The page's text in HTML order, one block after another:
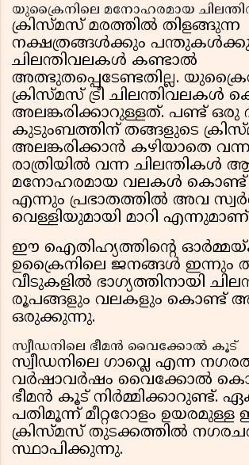
യുക്രൈനിലെ മനോഹരമായ
ക്രിസ്മസ് മരത്തിൽ തിളങ്ങുന്ന
നക്ഷത്രങ്ങൾക്കും
ചിലന്തിവലകൾ കണ്ടാൽ
അത്ഭുതപ്പെടേണ്ടതില്ല.
ക്രിസ്മസ് ട്രീ ചിലന്തിവലകൾ
അലങ്കരിക്കാറുള്ളത്. പണ്ട് ഒരു
കുടുംബത്തിന് തങ്ങളുടെ
അലങ്കരിക്കാൻ കഴിയാതെ
രാത്രിയിൽ വന്ന ചിലന്തികൾ
മനോഹരമായ വലകൾ
എന്നും പ്രഭാതത്തിൽ അവ
വെള്ളിയുമായി മാറി എന്നുമാണ്
ഈ ഐതിഹ്യത്തിന്റെ
ഉക്രൈനിലെ ജനങ്ങൾ ഇന്നും
വീടുകളിൽ ഭാഗ്യത്തിനായി
രൂപങ്ങളും വലകളും കൊണ്ട്
ഒരുക്കുന്നു.
സ്വീഡനിലെ ഭീമൻ വൈക്കോൽ കൂട്
സ്വീഡനിലെ ഗാവ്ലെ എന്ന
വർഷാവർഷം വൈക്കോൽ
ഭീമൻ കൂട് നിർമ്മിക്കാറുണ്ട്.
പതിമൂന്ന് മീറ്ററോളം
ക്രിസ്മസ് തുടക്കത്തിൽ
സ്ഥാപിക്കുന്നു.